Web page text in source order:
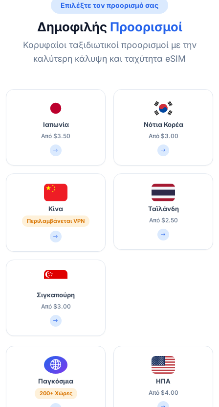
Επιλέξτε τον προορισμό σας
Δημοφιλής Προορισμοί
Κορυφαίοι ταξιδιωτικοί προορισμοί με την
καλύτερη κάλυψη και ταχύτητα eSIM
Ιαπωνία
Από $3.50
Νότια Κορέα
Από $3.00
Κίνα
Περιλαμβάνεται VPN
Ταϊλάνδη
Από $2.50
Σιγκαπούρη
Από $3.00
Παγκόσμια
200+ Χώρες
ΗΠΑ
Από $4.00